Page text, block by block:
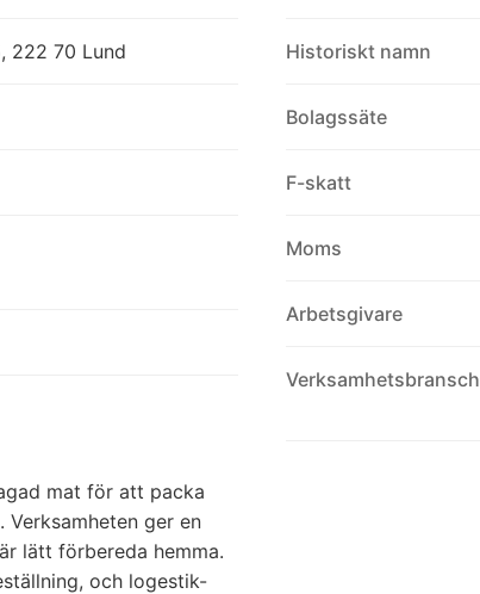
222 70 Lund
mat för att packa
ger en
lätt förbereda hemma.
och logestik-
Historiskt namn
Bolagssäte
F-skatt
Moms
Arbetsgivare
Verksamhetsbransch